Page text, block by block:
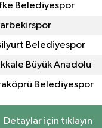
Belediyespor
Belediyespor
Büyük Anadolu
Belediyespor
Detaylar için tıklayın